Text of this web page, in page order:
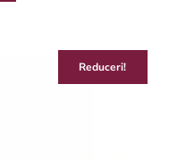
Reduceri!